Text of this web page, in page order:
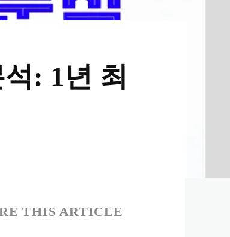
: 1년 최
THIS ARTICLE